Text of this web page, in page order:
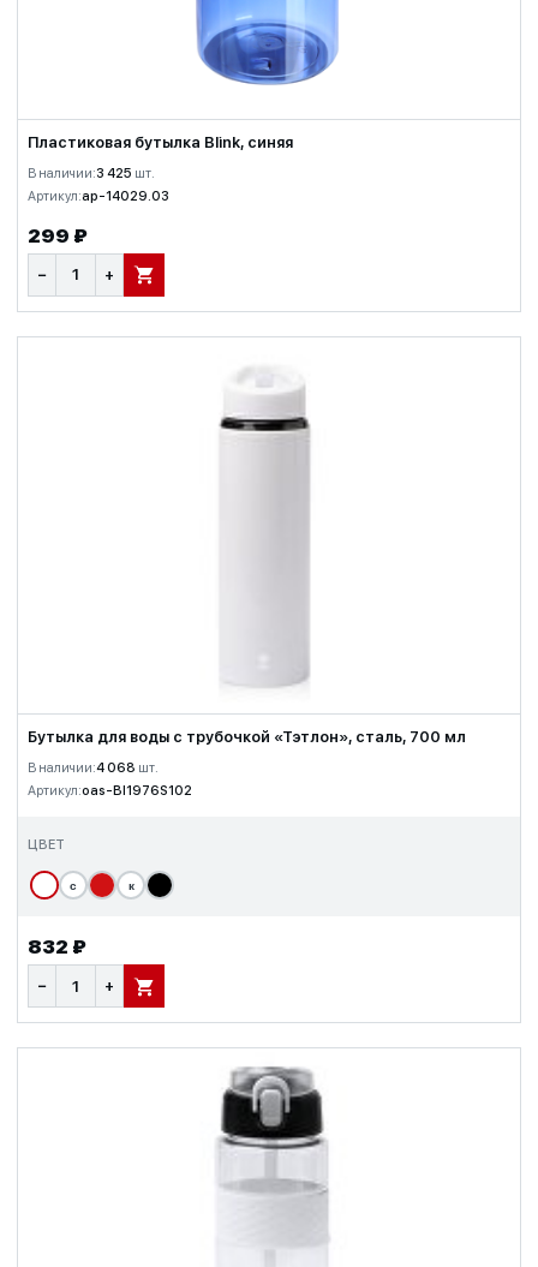
Пластиковая бутылка Blink, синяя
В наличии:3 425 шт.
Артикул:ap-14029.03
299 ₽
− + В КОРЗИНУ
Бутылка для воды с трубочкой «Тэтлон», сталь, 700 мл
В наличии:4 068 шт.
Артикул:oas-BI1976S102
ЦВЕТ
с к
832 ₽
− + В КОРЗИНУ